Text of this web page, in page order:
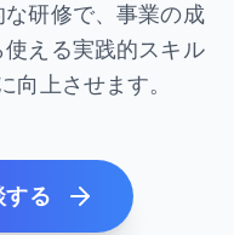
研修で、事業の成
使える実践的スキル
向上させます。
する